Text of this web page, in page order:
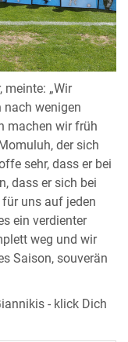
meinte: „Wir
nach wenigen
machen wir früh
der sich
sehr, dass er bei
dass er sich bei
uns auf jeden
ein verdienter
weg und wir
Saison, souverän
- klick Dich